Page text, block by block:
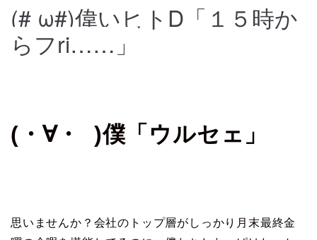
(# ω#)偉いヒトD「１５時か
らフri……」
(・∀・ )僕「ウルセェ」
思いませんか？会社のトップ層がしっかり月末最終金